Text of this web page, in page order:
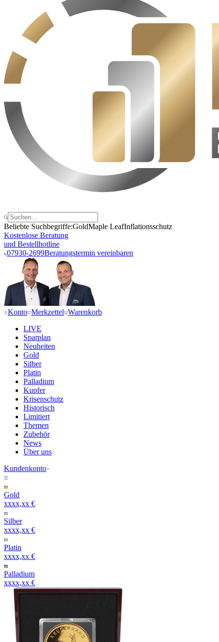
Beliebte Suchbegriffe:GoldMaple LeafInflationsschutz
Kostenlose Beratung
und Bestellhotline
07930-2699Beratungstermin vereinbaren
Konto Merkzettel Warenkorb
LIVE
Sparplan
Neuheiten
Gold
Silber
Platin
Palladium
Kupfer
Krisenschutz
Historisch
Limitiert
Themen
Zubehör
News
Über uns
Kundenkonto
Gold
xxxx,xx €
Silber
xxxx,xx €
Platin
xxxx,xx €
Palladium
xxxx,xx €